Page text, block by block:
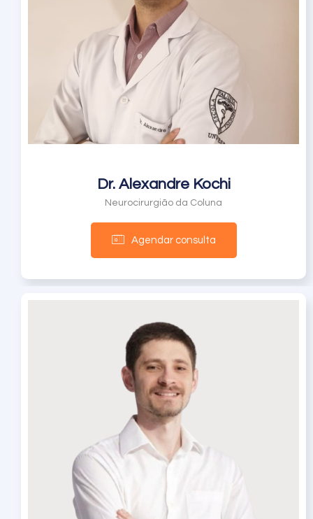
Dr. Alexandre Kochi
Neurocirurgião da Coluna
Agendar consulta